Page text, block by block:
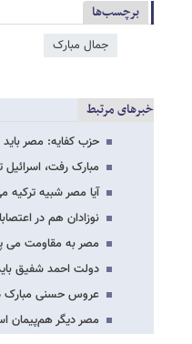
برچسب‌ها
جمال مبارک
خبرهای مرتبط
حزب کفایه: مصر
مبارک رفت، اسرائیل
آیا مصر شبیه ترکیه
نوزادان هم در
مصر به مقاومت می
دولت احمد شفیق
عروس حسنی مبارک
مصر دیگر هم‌پیمان